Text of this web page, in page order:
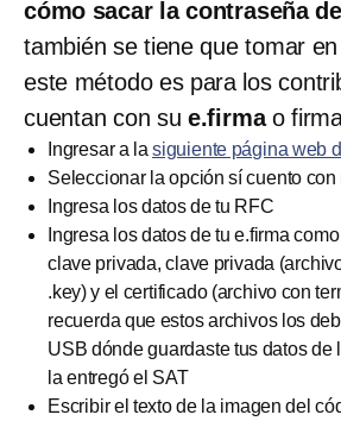
cómo sacar la contraseña
también se tiene que tomar
este método es para los
cuentan con su e.firmao
Ingresar a lasiguiente página web
Seleccionar la opción sí cuento con
Ingresa los datos de tu RFC
Ingresa los datos de tu e.firma
clave privada, clave privada
.key) y el certificado (archivo con
recuerda que estos archivos los
USB dónde guardaste tus datos de
la entregó el SAT
Escribir el texto de la imagen del